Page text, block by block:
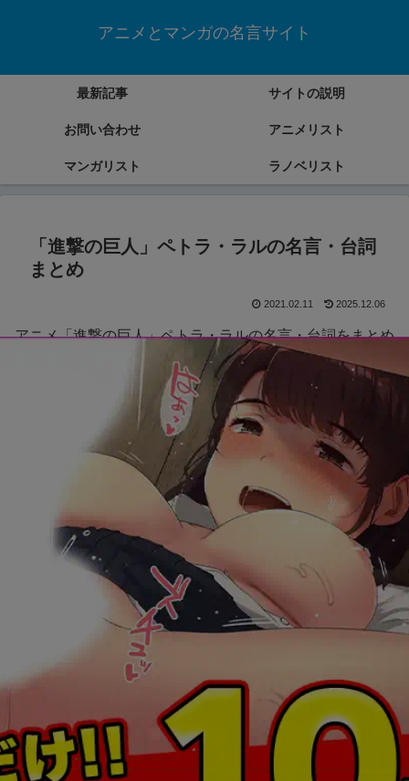
アニメとマンガの名言サイト
最新記事 サイトの説明
お問い合わせ アニメリスト
マンガリスト ラノベリスト
「進撃の巨人」ペトラ・ラルの名言・台詞
まとめ
2021.02.11 2025.12.06
アニメ「進撃の巨人」ペトラ・ラルの名言・台詞をまとめ